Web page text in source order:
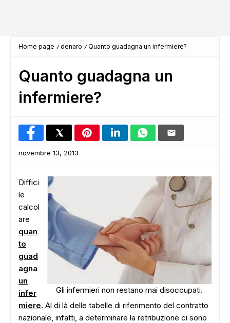
Home page denaro Quanto guadagna un infermiere?
Quanto guadagna un
infermiere?
novembre 13, 2013
Gli infermieri non restano mai disoccupati.
Diffici
le
calcol
are
quan
to
guad
agna
un
infer
miere. Al di là delle tabelle di riferimento del contratto
nazionale, infatti, a determinare la retribuzione ci sono